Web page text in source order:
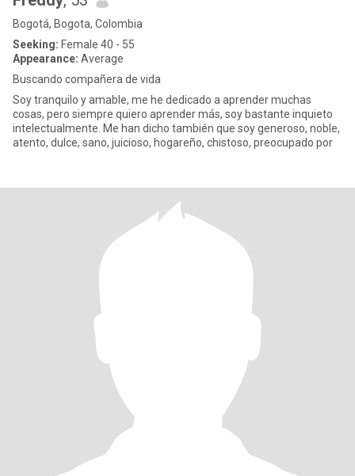
Bogotá, Bogota, Colombia
Seeking: Female 40 - 55
Appearance: Average
Buscando compañera de vida
Soy tranquilo y amable, me he dedicado a aprender muchas
cosas, pero siempre quiero aprender más, soy bastante inquieto
intelectualmente. Me han dicho también que soy generoso, noble,
atento, dulce, sano, juicioso, hogareño, chistoso, preocupado por